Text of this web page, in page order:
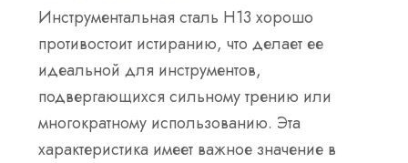
Инструментальная сталь H13 хорошо
противостоит истиранию, что делает ее
идеальной для инструментов,
подвергающихся сильному трению или
многократному использованию. Эта
характеристика имеет важное значение в